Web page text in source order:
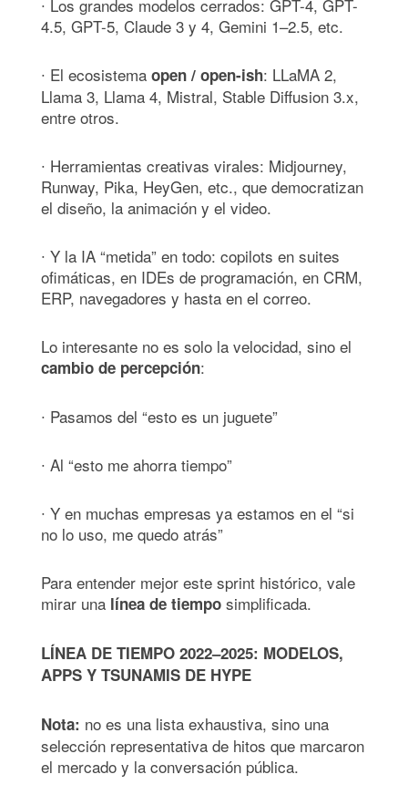
∙ Los grandes modelos cerrados: GPT-4, GPT-
4.5, GPT-5, Claude 3 y 4, Gemini 1–2.5, etc.
∙ El ecosistema open / open-ish: LLaMA 2,
Llama 3, Llama 4, Mistral, Stable Diffusion 3.x,
entre otros.
∙ Herramientas creativas virales: Midjourney,
Runway, Pika, HeyGen, etc., que democratizan
el diseño, la animación y el video.
∙ Y la IA “metida” en todo: copilots en suites
ofimáticas, en IDEs de programación, en CRM,
ERP, navegadores y hasta en el correo.
Lo interesante no es solo la velocidad, sino el
cambio de percepción:
∙ Pasamos del “esto es un juguete”
∙ Al “esto me ahorra tiempo”
∙ Y en muchas empresas ya estamos en el “si
no lo uso, me quedo atrás”
Para entender mejor este sprint histórico, vale
mirar una línea de tiempo simplificada.
LÍNEA DE TIEMPO 2022–2025: MODELOS,
APPS Y TSUNAMIS DE HYPE
Nota: no es una lista exhaustiva, sino una
selección representativa de hitos que marcaron
el mercado y la conversación pública.